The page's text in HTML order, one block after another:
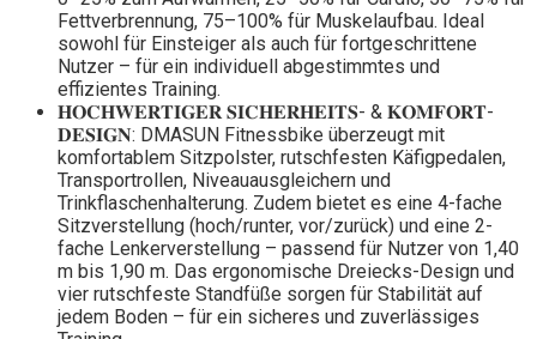
Fettverbrennung, 75–100% für Muskelaufbau. Ideal
sowohl für Einsteiger als auch für fortgeschrittene
Nutzer – für ein individuell abgestimmtes und
effizientes Training.
𝐇𝐎𝐂𝐇𝐖𝐄𝐑𝐓𝐈𝐆𝐄𝐑 𝐒𝐈𝐂𝐇𝐄𝐑𝐇𝐄𝐈𝐓𝐒- & 𝐊𝐎𝐌𝐅𝐎𝐑𝐓-
𝐃𝐄𝐒𝐈𝐆𝐍: DMASUN Fitnessbike überzeugt mit
komfortablem Sitzpolster, rutschfesten Käfigpedalen,
Transportrollen, Niveauausgleichern und
Trinkflaschenhalterung. Zudem bietet es eine 4-fache
Sitzverstellung (hoch/runter, vor/zurück) und eine 2-
fache Lenkerverstellung – passend für Nutzer von 1,40
m bis 1,90 m. Das ergonomische Dreiecks-Design und
vier rutschfeste Standfüße sorgen für Stabilität auf
jedem Boden – für ein sicheres und zuverlässiges